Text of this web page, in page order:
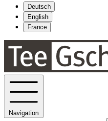
Deutsch
English
France
Navigation